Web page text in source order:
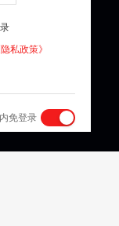
免登录
隐私政策》